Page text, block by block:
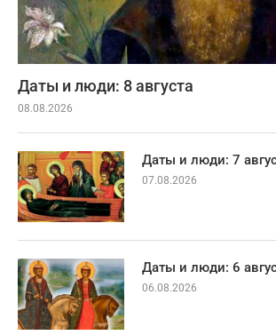
Даты и люди: 8 августа
08.08.2026
Даты и люди: 7
07.08.2026
Даты и люди: 6
06.08.2026